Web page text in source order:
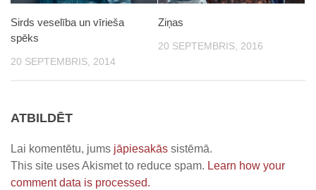
Sirds veselība un vīrieša
spēks
20 SEPTEMBRIS, 2014
Ziņas
20 SEPTEMBRIS, 2016
ATBILDĒT
Lai komentētu, jums jāpiesakās sistēmā.
This site uses Akismet to reduce spam. Learn how your
comment data is processed.